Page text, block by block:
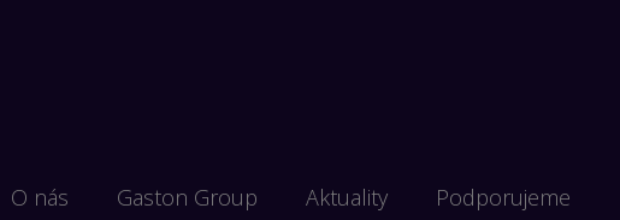
O nás Gaston Group Aktuality Podporujeme